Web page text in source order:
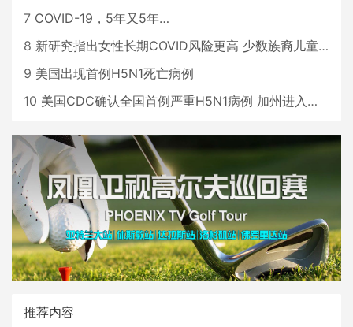
7 COVID-19，5年又5年…
8 新研究指出女性长期COVID风险更高 少数族裔儿童存在差异
9 美国出现首例H5N1死亡病例
10 美国CDC确认全国首例严重H5N1病例 加州进入紧急状态
推荐内容